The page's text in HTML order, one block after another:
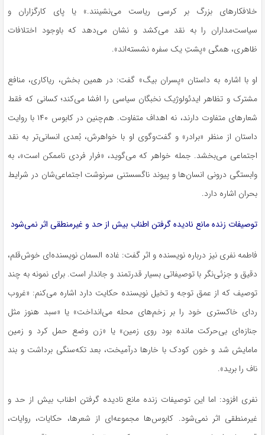
خلافکارهای بزرگ بر کرسی ریاست می‌نشینند.» یا پای کارگزاران و
سیاست‌مداران را به نقد می‌کشد و نشان می‌دهد که باوجود اختلافات
ظاهری، همگی «پشتِ یک سفره نشسته‌اند».
او با اشاره به داستان «پسران بیگ» گفت: در همین بخش، ریاکاری، منافع
مشترک و تظاهر ایدئولوژیک نخبگان سیاسی را افشا می‌کند؛ کسانی که فقط
شعارهای متفاوت دارند، نه اهداف متفاوت. هم‌چنین در کابوس ۱۴۰ با روایت
داستان از منظر «برادر» و گفت‌وگوی او با خواهرش، بُعدی انسانی‌تر به نقد
اجتماعی می‌بخشد. جمله خواهر که می‌گوید، «فرار فردی ناممکن است»، به
وابستگی درونی انسان‌ها و پیوند ناگسستنی سرنوشت اجتماعی‌شان در شرایط
بحران اشاره دارد.
توصیفات زنده مانع نادیده گرفتن اطناب بیش از حد و غیرمنطقی اثر نمی‌شود
فاطمه نفری نیز درباره نویسنده و اثر گفت: غاده السمان نویسنده‌ای خوش‌قلم،
دقیق و جزئی‌نگر با توصیفاتی بسیار قدرتمند و جاندار است. برای نمونه به چند
توصیف که از عمق توجه و تخیل نویسنده حکایت دارد اشاره می‌کنم: «غروب
ردای خاکستری خود را بر زخم‌های محله می‌انداخت» یا «سبد هنوز مثل
جنازه‌ای بی‌حرکت مانده بود روی زمین» یا «زن وضع حمل کرد و زمین
مامایش شد و خون کودک با خارها درآمیخت، بعد تکه‌سنگی برداشت و بند
ناف را برید».
نفری افزود: اما این توصیفات زنده مانع نادیده گرفتن اطناب بیش از حد و
غیرمنطقی اثر نمی‌شود. کابوس‌ها مجموعه‌ای از شعرها، حکایات، روایات،